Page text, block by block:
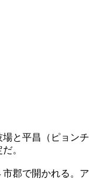
と平昌（ピョンチ
。
郡で開かれる。ア